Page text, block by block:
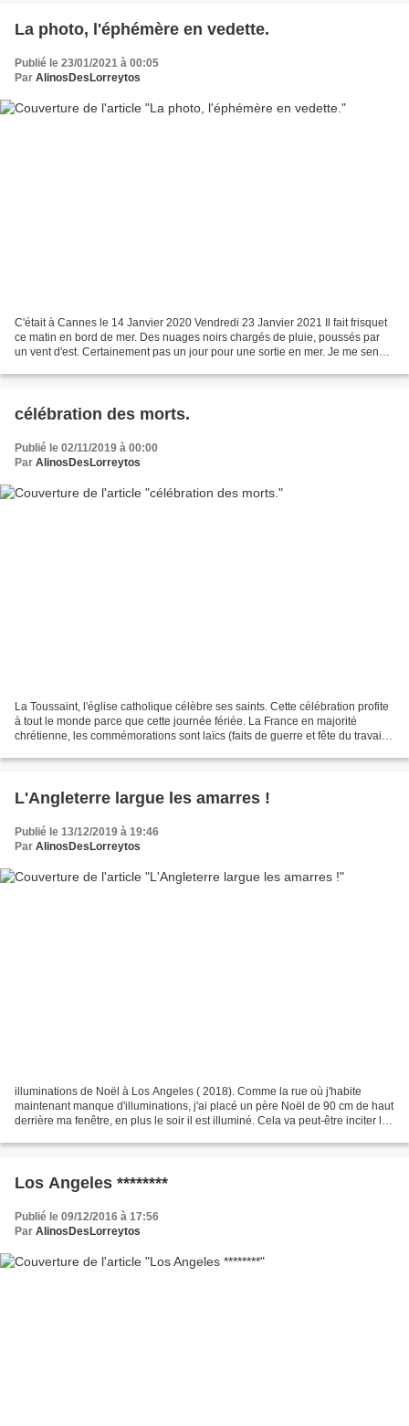
La photo, l'éphémère en vedette.
Publié le 23/01/2021 à 00:05
Par AlinosDesLorreytos
C'était à Cannes le 14 Janvier 2020 Vendredi 23 Janvier 2021 Il fait frisquet
ce matin en bord de mer. Des nuages noirs chargés de pluie, poussés par
un vent d'est. Certainement pas un jour pour une sortie en mer. Je me sens
célébration des morts.
Publié le 02/11/2019 à 00:00
Par AlinosDesLorreytos
La Toussaint, l'église catholique célèbre ses saints. Cette célébration profite
à tout le monde parce que cette journée fériée. La France en majorité
chrétienne, les commémorations sont laïcs (faits de guerre et fête du travail)
L'Angleterre largue les amarres !
Publié le 13/12/2019 à 19:46
Par AlinosDesLorreytos
illuminations de Noël à Los Angeles ( 2018). Comme la rue où j'habite
maintenant manque d'illuminations, j'ai placé un père Noël de 90 cm de haut
derrière ma fenêtre, en plus le soir il est illuminé. Cela va peut-être inciter les
Los Angeles ********
Publié le 09/12/2016 à 17:56
Par AlinosDesLorreytos